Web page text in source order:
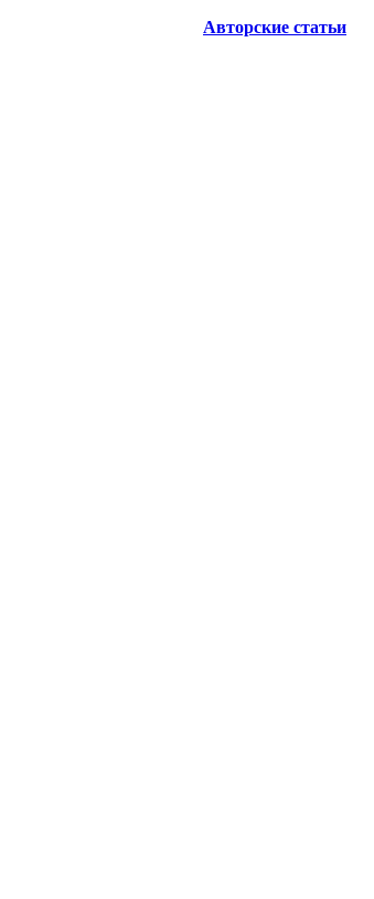
Авторские статьи